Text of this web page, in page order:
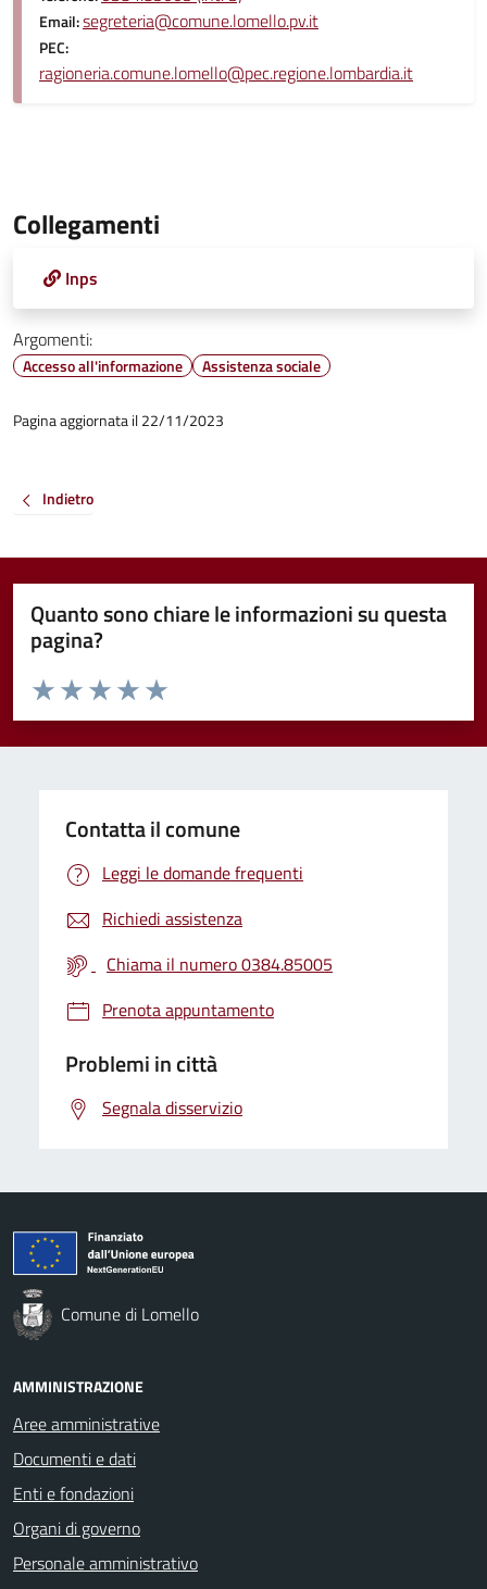
Email:segreteria@comune.lomello.pv.it
PEC:
ragioneria.comune.lomello@pec.regione.lombardia.it
Collegamenti
Inps
Argomenti:
Accesso all'informazione Assistenza sociale
Pagina aggiornata il 22/11/2023
Indietro
Quanto sono chiare le informazioni su questa
pagina?
Valuta da 1 a 5 stelle la pagina
Valuta 5 stelle su 5
Valuta 4 stelle su 5
Valuta 3 stelle su 5
Valuta 2 stelle su 5
Valuta 1 stelle su 5
Contatta il comune
Leggi le domande frequenti
Richiedi assistenza
Chiama il numero 0384.85005
Prenota appuntamento
Problemi in città
Segnala disservizio
Comune di Lomello
AMMINISTRAZIONE
Aree amministrative
Documenti e dati
Enti e fondazioni
Organi di governo
Personale amministrativo